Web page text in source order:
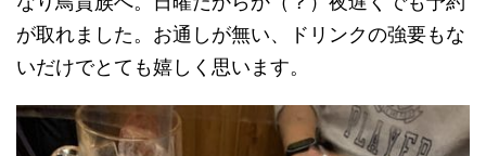
が取れました。お通しが無い、ドリンクの強要もな
いだけでとても嬉しく思います。